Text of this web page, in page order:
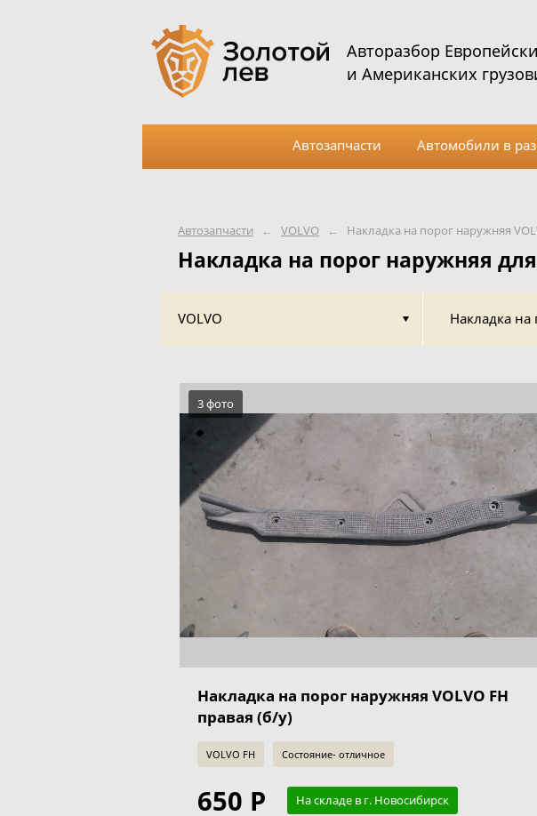
Автозапчасти ← VOLVO ← Накладка на порог наружняя
Накладка на порог наружняя для
VOLVO Накладка на
3 фото
Накладка на порог наружняя VOLVO FH
правая (б/у)
VOLVO FH Состояние- отличное
650 Р На складе в г. Новосибирск
Авторазбор
и Американских
Автозапчасти Автомобили в